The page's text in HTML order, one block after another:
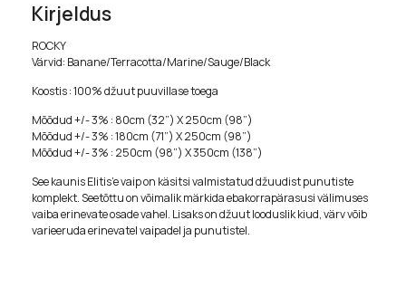
Kirjeldus
ROCKY
Värvid: Banane/Terracotta/Marine/Sauge/Black
Koostis : 100% džuut puuvillase toega
Mõõdud +/- 3% : 80cm (32”) X 250cm (98”)
Mõõdud +/- 3% : 180cm (71”) X 250cm (98”)
Mõõdud +/- 3% : 250cm (98”) X 350cm (138”)
See kaunis Elitis’e vaip on käsitsi valmistatud džuudist punutiste
komplekt. Seetõttu on võimalik märkida ebakorrapärasusi välimuses
vaiba erinevate osade vahel. Lisaks on džuut looduslik kiud, värv võib
varieeruda erinevatel vaipadel ja punutistel.